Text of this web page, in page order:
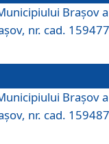
Braşov a
nr. cad.
Braşov a
nr. cad.